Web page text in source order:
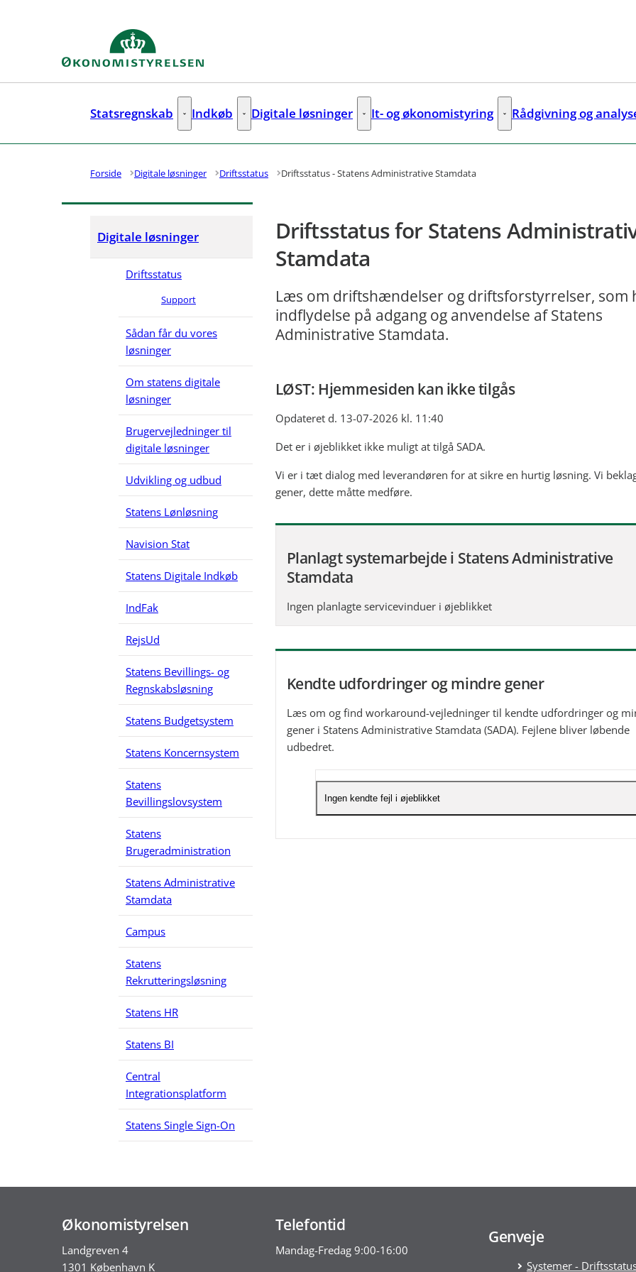
Statsregnskab Statsregnskab - Flere links
Indkøb Indkøb - Flere links
Digitale løsninger Digitale løsninger - Flere links
It- og økonomistyring It- og økonomistyring - Flere
Rådgivning og
Forside Digitale løsninger Driftsstatus Driftsstatus - Statens Administrative Stamdata
Digitale løsninger
Driftsstatus
Support
Sådan får du vores
løsninger
Om statens digitale
løsninger
Brugervejledninger til
digitale løsninger
Udvikling og udbud
Statens Lønløsning
Navision Stat
Statens Digitale Indkøb
IndFak
RejsUd
Statens Bevillings- og
Regnskabsløsning
Statens Budgetsystem
Statens Koncernsystem
Statens
Bevillingslovsystem
Statens
Brugeradministration
Statens Administrative
Stamdata
Campus
Statens
Rekrutteringsløsning
Statens HR
Statens BI
Central
Integrationsplatform
Statens Single Sign-On
Driftsstatus for Statens
Stamdata
Læs om driftshændelser og driftsforstyrrelser, som
indflydelse på adgang og anvendelse af Statens
Administrative Stamdata.
LØST: Hjemmesiden kan ikke tilgås
Opdateret d. 13-07-2026 kl. 11:40
Det er i øjeblikket ikke muligt at tilgå SADA.
Vi er i tæt dialog med leverandøren for at sikre en hurtig løsning. Vi
gener, dette måtte medføre.
Planlagt systemarbejde i Statens Administrative
Stamdata
Ingen planlagte servicevinduer i øjeblikket
Kendte udfordringer og mindre gener
Læs om og find workaround-vejledninger til kendte udfordringer og
gener i Statens Administrative Stamdata (SADA). Fejlene bliver løbende
udbedret.
Ingen kendte fejl i øjeblikket
Oplever du en fejl, så kontakt supporten viaServiceportalen hos
Økonomistyrelsen
Landgreven 4
1301 København K
Telefontid
Mandag-Fredag 9:00-16:00
Genveje
Systemer -